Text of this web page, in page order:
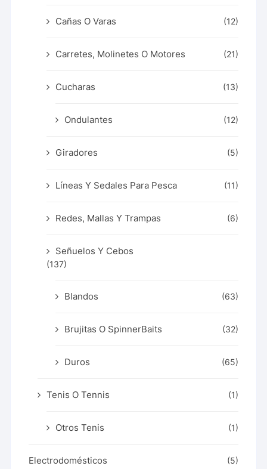
Cañas O Varas (12)
Carretes, Molinetes O Motores (21)
Cucharas (13)
Ondulantes (12)
Giradores (5)
Líneas Y Sedales Para Pesca (11)
Redes, Mallas Y Trampas (6)
Señuelos Y Cebos
(137)
Blandos (63)
Brujitas O SpinnerBaits (32)
Duros (65)
Tenis O Tennis (1)
Otros Tenis (1)
Electrodomésticos (5)